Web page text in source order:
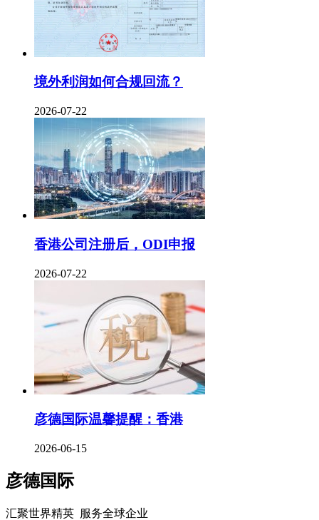
境外利润如何合规回流？
2026-07-22
香港公司注册后，ODI申报
2026-07-22
彦德国际温馨提醒：香港
2026-06-15
彦德国际
汇聚世界精英 服务全球企业